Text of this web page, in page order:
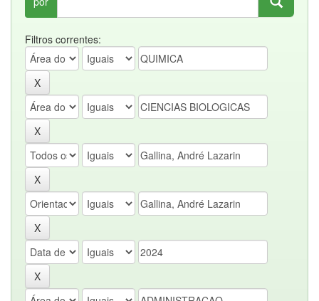
Filtros correntes: